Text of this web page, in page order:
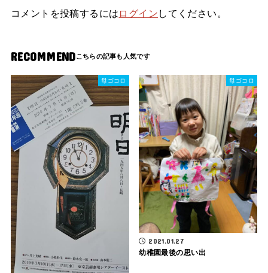
コメントを投稿するには ログイン してください。
RECOMMEND
母ゴコロ 母ゴコロ
2021.01.27
幼稚園最後の思い出